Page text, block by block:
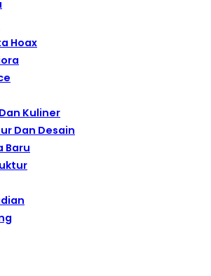
Hoax
Kuliner
Dan Desain
Baru